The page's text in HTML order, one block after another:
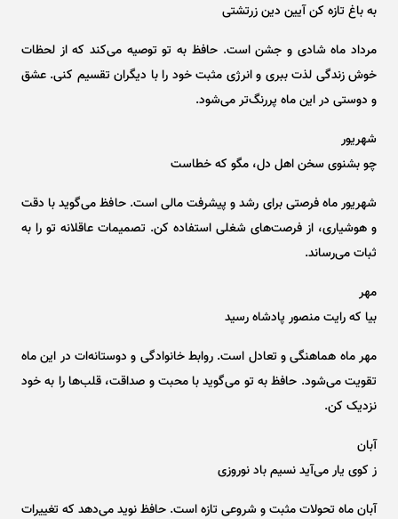
به باغ تازه کن آیین دین زرتشتی
مرداد ماه شادی و جشن است. حافظ به تو توصیه می‌کند که از لحظات
خوش زندگی لذت ببری و انرژی مثبت خود را با دیگران تقسیم کنی. عشق
و دوستی در این ماه پررنگ‌تر می‌شود.
شهریور
چو بشنوی سخن اهل دل، مگو که خطاست
شهریور ماه فرصتی برای رشد و پیشرفت مالی است. حافظ می‌گوید با دقت
و هوشیاری، از فرصت‌های شغلی استفاده کن. تصمیمات عاقلانه تو را به
ثبات می‌رساند.
مهر
بیا که رایت منصور پادشاه رسید
مهر ماه هماهنگی و تعادل است. روابط خانوادگی و دوستانه‌ات در این ماه
تقویت می‌شود. حافظ به تو می‌گوید با محبت و صداقت، قلب‌ها را به خود
نزدیک کن.
آبان
ز کوی یار می‌آید نسیم باد نوروزی
آبان ماه تحولات مثبت و شروعی تازه است. حافظ نوید می‌دهد که تغییرات